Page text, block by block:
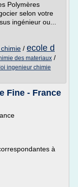
Polymères
selon votre
ingénieur ou...
/ ecole d
des materiaux /
ingenieur chimie
Fine - France
à